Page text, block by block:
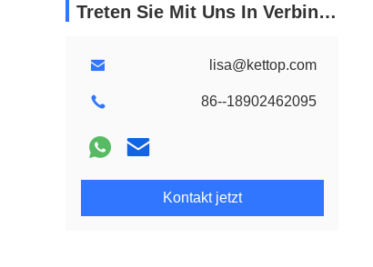
Treten Sie Mit Uns In Verbindung
lisa@kettop.com
86--18902462095
Kontakt jetzt